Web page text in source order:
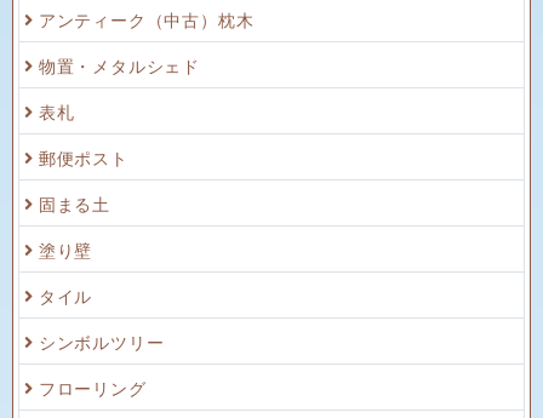
アンティーク（中古）枕木
物置・メタルシェド
表札
郵便ポスト
固まる土
塗り壁
タイル
シンボルツリー
フローリング